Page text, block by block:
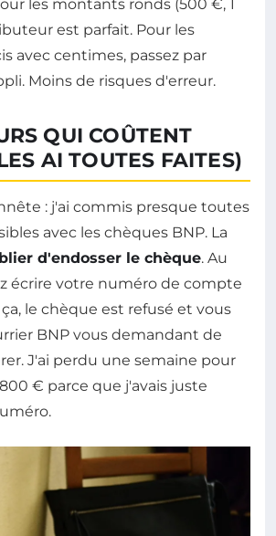
les montants ronds (500 €, 1
est parfait. Pour les
avec centimes, passez par
Moins de risques d'erreur.
QUI COÛTENT
AI TOUTES FAITES)
: j'ai commis presque toutes
avec les chèques BNP. La
d'endosser le chèque. Au
écrire votre numéro de compte
le chèque est refusé et vous
BNP vous demandant de
J'ai perdu une semaine pour
€ parce que j'avais juste